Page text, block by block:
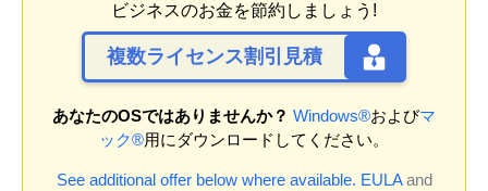
ビジネスのお金を節約しましょう!
複数ライセンス割引見積
あなたのOSではありませんか？ Windows®およびマ
ック®用にダウンロードしてください。
See additional offer below where available. EULAand